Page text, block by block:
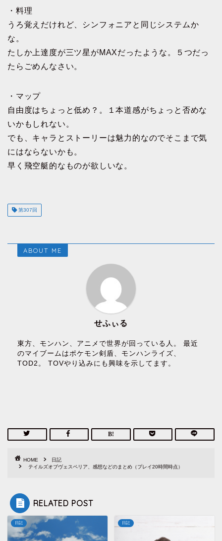
・料理
うろ覚えだけれど、シンフォニアと同じシステムか
な。
たしか上達度が三ツ星がMAXだったような。５つだっ
たらごめんなさい。
・マップ
自由度はちょっと低め？。１本道感がちょっと否めな
いかもしれない。
でも、キャラとストーリーは魅力的なのでそこまで気
にはならないかも。
早く飛空艇的なものが欲しいな。
第307回
ABOUT ME
せふぃる
東方、モンハン、アニメで世界が回っている人。 最近
のマイブームはポケモン剣盾、モンハンライズ、
TOD2。 TOVやり込みにも興味を示してます。
HOME
日記
テイルズオブヴェスペリア、感想などのまとめ（プレイ20時間時点）
RELATED POST
日記 日記